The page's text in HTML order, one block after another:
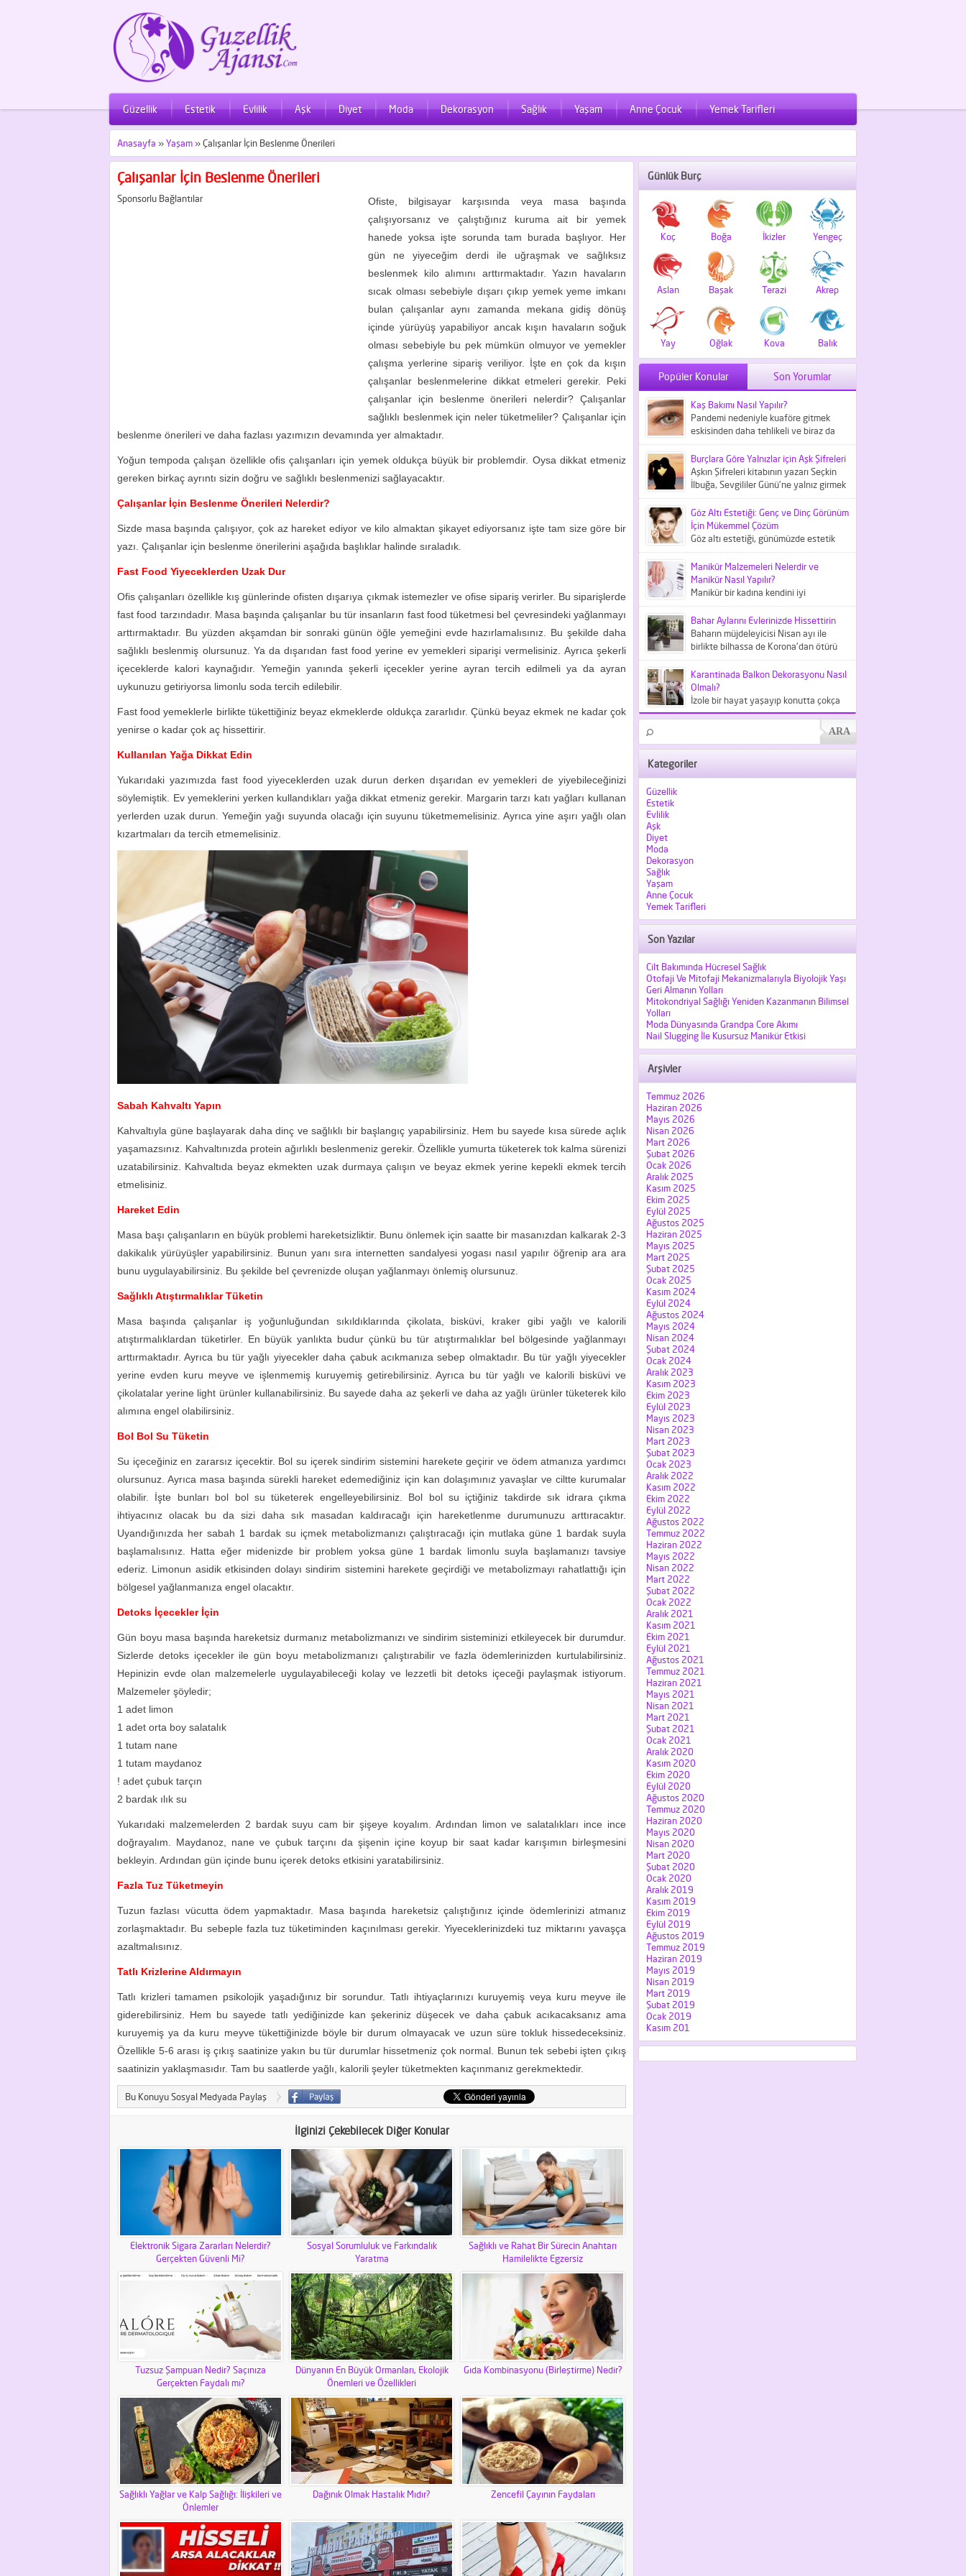
Güzellik Estetik Evlilik Aşk Diyet Moda Dekorasyon Sağlık Yaşam Anne Çocuk Yemek Tarifleri
Anasayfa »Yaşam »Çalışanlar İçin Beslenme Önerileri
Çalışanlar İçin Beslenme Önerileri
Sponsorlu Bağlantılar
Ofiste, bilgisayar karşısında veya masa başında
çalışıyorsanız ve çalıştığınız kuruma ait bir yemek
hanede yoksa işte sorunda tam burada başlıyor. Her
gün ne yiyeceğim derdi ile uğraşmak ve sağlıksız
beslenmek kilo alımını arttırmaktadır. Yazın havaların
sıcak olması sebebiyle dışarı çıkıp yemek yeme imkanı
bulan çalışanlar aynı zamanda mekana gidiş dönüş
içinde yürüyüş yapabiliyor ancak kışın havaların soğuk
olması sebebiyle bu pek mümkün olmuyor ve yemekler
çalışma yerlerine sipariş veriliyor. İşte en çok da kışın
çalışanlar beslenmelerine dikkat etmeleri gerekir. Peki
çalışanlar için beslenme önerileri nelerdir? Çalışanlar
sağlıklı beslenmek için neler tüketmeliler? Çalışanlar için
beslenme önerileri ve daha fazlası yazımızın devamında yer almaktadır.
Yoğun tempoda çalışan özellikle ofis çalışanları için yemek oldukça büyük bir problemdir. Oysa dikkat etmeniz
gereken birkaç ayrıntı sizin doğru ve sağlıklı beslenmenizi sağlayacaktır.
Çalışanlar İçin Beslenme Önerileri Nelerdir?
Sizde masa başında çalışıyor, çok az hareket ediyor ve kilo almaktan şikayet ediyorsanız işte tam size göre bir
yazı. Çalışanlar için beslenme önerilerini aşağıda başlıklar halinde sıraladık.
Fast Food Yiyeceklerden Uzak Dur
Ofis çalışanları özellikle kış günlerinde ofisten dışarıya çıkmak istemezler ve ofise sipariş verirler. Bu siparişlerde
fast food tarzındadır. Masa başında çalışanlar bu tür insanların fast food tüketmesi bel çevresindeki yağlanmayı
arttırmaktadır. Bu yüzden akşamdan bir sonraki günün öğle yemeğini evde hazırlamalısınız. Bu şekilde daha
sağlıklı beslenmiş olursunuz. Ya da dışarıdan fast food yerine ev yemekleri siparişi vermelisiniz. Ayrıca şekerli
içeceklerde kalori kaynağıdır. Yemeğin yanında şekerli içecekler yerine ayran tercih edilmeli ya da ayran
uykunuzu getiriyorsa limonlu soda tercih edilebilir.
Fast food yemeklerle birlikte tükettiğiniz beyaz ekmeklerde oldukça zararlıdır. Çünkü beyaz ekmek ne kadar çok
yenirse o kadar çok aç hissettirir.
Kullanılan Yağa Dikkat Edin
Yukarıdaki yazımızda fast food yiyeceklerden uzak durun derken dışarıdan ev yemekleri de yiyebileceğinizi
söylemiştik. Ev yemeklerini yerken kullandıkları yağa dikkat etmeniz gerekir. Margarin tarzı katı yağları kullanan
yerlerden uzak durun. Yemeğin yağı suyunda olacağı için suyunu tüketmemelisiniz. Ayrıca yine aşırı yağlı olan
kızartmaları da tercih etmemelisiniz.
Sabah Kahvaltı Yapın
Kahvaltıyla güne başlayarak daha dinç ve sağlıklı bir başlangıç yapabilirsiniz. Hem bu sayede kısa sürede açlık
yaşamazsınız. Kahvaltınızda protein ağırlıklı beslenmeniz gerekir. Özellikle yumurta tüketerek tok kalma sürenizi
uzatabilirsiniz. Kahvaltıda beyaz ekmekten uzak durmaya çalışın ve beyaz ekmek yerine kepekli ekmek tercih
etmelisiniz.
Hareket Edin
Masa başı çalışanların en büyük problemi hareketsizliktir. Bunu önlemek için saatte bir masanızdan kalkarak 2-3
dakikalık yürüyüşler yapabilirsiniz. Bunun yanı sıra internetten sandalyesi yogası nasıl yapılır öğrenip ara ara
bunu uygulayabilirsiniz. Bu şekilde bel çevrenizde oluşan yağlanmayı önlemiş olursunuz.
Sağlıklı Atıştırmalıklar Tüketin
Masa başında çalışanlar iş yoğunluğundan sıkıldıklarında çikolata, bisküvi, kraker gibi yağlı ve kalorili
atıştırmalıklardan tüketirler. En büyük yanlıkta budur çünkü bu tür atıştırmalıklar bel bölgesinde yağlanmayı
arttırmaktadır. Ayrıca bu tür yağlı yiyecekler daha çabuk acıkmanıza sebep olmaktadır. Bu tür yağlı yiyecekler
yerine evden kuru meyve ve işlenmemiş kuruyemiş getirebilirsiniz. Ayrıca bu tür yağlı ve kalorili bisküvi ve
çikolatalar yerine light ürünler kullanabilirsiniz. Bu sayede daha az şekerli ve daha az yağlı ürünler tüketerek kilo
alımına engel olabilirsiniz.
Bol Bol Su Tüketin
Su içeceğiniz en zararsız içecektir. Bol su içerek sindirim sistemini harekete geçirir ve ödem atmanıza yardımcı
olursunuz. Ayrıca masa başında sürekli hareket edemediğiniz için kan dolaşımınız yavaşlar ve ciltte kurumalar
olabilir. İşte bunları bol bol su tüketerek engelleyebilirsiniz. Bol bol su içtiğiniz takdirde sık idrara çıkma
ihtiyacınız olacak bu da sizi daha sık masadan kaldıracağı için hareketlenme durumunuzu arttıracaktır.
Uyandığınızda her sabah 1 bardak su içmek metabolizmanızı çalıştıracağı için mutlaka güne 1 bardak suyla
başlamalısınız. Hatta eğer midenizde bir problem yoksa güne 1 bardak limonlu suyla başlamanızı tavsiye
ederiz. Limonun asidik etkisinden dolayı sindirim sistemini harekete geçirdiği ve metabolizmayı rahatlattığı için
bölgesel yağlanmanıza engel olacaktır.
Detoks İçecekler İçin
Gün boyu masa başında hareketsiz durmanız metabolizmanızı ve sindirim sisteminizi etkileyecek bir durumdur.
Sizlerde detoks içecekler ile gün boyu metabolizmanızı çalıştırabilir ve fazla ödemlerinizden kurtulabilirsiniz.
Hepinizin evde olan malzemelerle uygulayabileceği kolay ve lezzetli bit detoks içeceği paylaşmak istiyorum.
Malzemeler şöyledir;
1 adet limon
1 adet orta boy salatalık
1 tutam nane
1 tutam maydanoz
! adet çubuk tarçın
2 bardak ılık su
Yukarıdaki malzemelerden 2 bardak suyu cam bir şişeye koyalım. Ardından limon ve salatalıkları ince ince
doğrayalım. Maydanoz, nane ve çubuk tarçını da şişenin içine koyup bir saat kadar karışımın birleşmesini
bekleyin. Ardından gün içinde bunu içerek detoks etkisini yaratabilirsiniz.
Fazla Tuz Tüketmeyin
Tuzun fazlası vücutta ödem yapmaktadır. Masa başında hareketsiz çalıştığınız içinde ödemlerinizi atmanız
zorlaşmaktadır. Bu sebeple fazla tuz tüketiminden kaçınılması gerekir. Yiyeceklerinizdeki tuz miktarını yavaşça
azaltmalısınız.
Tatlı Krizlerine Aldırmayın
Tatlı krizleri tamamen psikolojik yaşadığınız bir sorundur. Tatlı ihtiyaçlarınızı kuruyemiş veya kuru meyve ile
giderebilirsiniz. Hem bu sayede tatlı yediğinizde kan şekeriniz düşecek ve daha çabuk acıkacaksanız ama
kuruyemiş ya da kuru meyve tükettiğinizde böyle bir durum olmayacak ve uzun süre tokluk hissedeceksiniz.
Özellikle 5-6 arası iş çıkış saatinize yakın bu tür durumlar hissetmeniz çok normal. Bunun tek sebebi işten çıkış
saatinizin yaklaşmasıdır. Tam bu saatlerde yağlı, kalorili şeyler tüketmekten kaçınmanız gerekmektedir.
Bu Konuyu Sosyal Medyada Paylaş
İlginizi Çekebilecek Diğer Konular
Elektronik Sigara Zararları Nelerdir?
Gerçekten Güvenli Mi?
Sosyal Sorumluluk ve Farkındalık
Yaratma
Sağlıklı ve Rahat Bir Sürecin Anahtarı
Hamilelikte Egzersiz
Tuzsuz Şampuan Nedir? Saçınıza
Gerçekten Faydalı mı?
Dünyanın En Büyük Ormanları, Ekolojik
Önemleri ve Özellikleri
Gıda Kombinasyonu (Birleştirme) Nedir?
Sağlıklı Yağlar ve Kalp Sağlığı: İlişkileri ve
Önlemler
Dağınık Olmak Hastalık Mıdır? Zencefil Çayının Faydaları
Günlük Burç
Koç Boğa İkizler Yengeç
Aslan Başak Terazi Akrep
Yay Oğlak Kova Balık
Popüler Konular Son Yorumlar
Kaş Bakımı Nasıl Yapılır?
Pandemi nedeniyle kuaföre gitmek
eskisinden daha tehlikeli ve biraz da
maliyetli bir iş haline geldi....
Burçlara Göre Yalnızlar için Aşk Şifreleri
Aşkın Şifreleri kitabının yazarı Seçkin
İlbuğa, Sevgililer Günü'ne yalnız girmek
istemeyenler içni aşk şifreleri
hakkında...
Göz Altı Estetiği: Genç ve Dinç Görünüm
İçin Mükemmel Çözüm
Göz altı estetiği, günümüzde estetik
tıbbın önemli bir parçası olarak kabul
edilir ve göz çevresindeki...
Manikür Malzemeleri Nelerdir ve
Manikür Nasıl Yapılır?
Manikür bir kadına kendini iyi
hissettiren kişisel bakım
uygulamalarından biridir. Peki, bunun
için gerekli manikür...
Bahar Aylarını Evlerinizde Hissettirin
Baharın müjdeleyicisi Nisan ayı ile
birlikte bilhassa de Korona'dan ötürü
meskende kaldığımız şu günlerde
kıyafetlerden...
Karantinada Balkon Dekorasyonu Nasıl
Olmalı?
İzole bir hayat yaşayıp konutta çokça
vakit geçirdiğimiz şu günlerde
Kategoriler
Güzellik
Estetik
Evlilik
Aşk
Diyet
Moda
Dekorasyon
Sağlık
Yaşam
Anne Çocuk
Yemek Tarifleri
Son Yazılar
Cilt Bakımında Hücresel Sağlık
Otofaji Ve Mitofaji Mekanizmalarıyla Biyolojik Yaşı
Geri Almanın Yolları
Mitokondriyal Sağlığı Yeniden Kazanmanın Bilimsel
Yolları
Moda Dünyasında Grandpa Core Akımı
Nail Slugging İle Kusursuz Manikür Etkisi
Arşivler
Temmuz 2026
Haziran 2026
Mayıs 2026
Nisan 2026
Mart 2026
Şubat 2026
Ocak 2026
Aralık 2025
Kasım 2025
Ekim 2025
Eylül 2025
Ağustos 2025
Haziran 2025
Mayıs 2025
Mart 2025
Şubat 2025
Ocak 2025
Kasım 2024
Eylül 2024
Ağustos 2024
Mayıs 2024
Nisan 2024
Şubat 2024
Ocak 2024
Aralık 2023
Kasım 2023
Ekim 2023
Eylül 2023
Mayıs 2023
Nisan 2023
Mart 2023
Şubat 2023
Ocak 2023
Aralık 2022
Kasım 2022
Ekim 2022
Eylül 2022
Ağustos 2022
Temmuz 2022
Haziran 2022
Mayıs 2022
Nisan 2022
Mart 2022
Şubat 2022
Ocak 2022
Aralık 2021
Kasım 2021
Ekim 2021
Eylül 2021
Ağustos 2021
Temmuz 2021
Haziran 2021
Mayıs 2021
Nisan 2021
Mart 2021
Şubat 2021
Ocak 2021
Aralık 2020
Kasım 2020
Ekim 2020
Eylül 2020
Ağustos 2020
Temmuz 2020
Haziran 2020
Mayıs 2020
Nisan 2020
Mart 2020
Şubat 2020
Ocak 2020
Aralık 2019
Kasım 2019
Ekim 2019
Eylül 2019
Ağustos 2019
Temmuz 2019
Haziran 2019
Mayıs 2019
Nisan 2019
Mart 2019
Şubat 2019
Ocak 2019
Kasım 201